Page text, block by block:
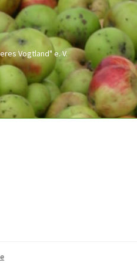
Vogtland" e. V.